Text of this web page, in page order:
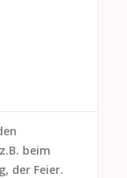
beim
der Feier.